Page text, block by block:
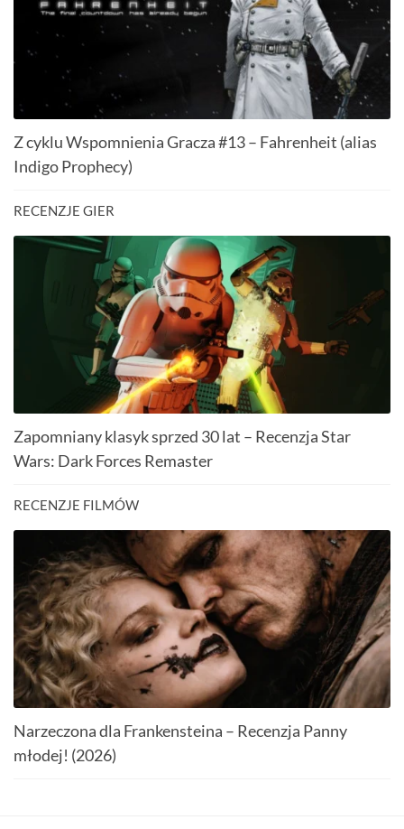
Z cyklu Wspomnienia Gracza #13 – Fahrenheit (alias
Indigo Prophecy)
RECENZJE GIER
Zapomniany klasyk sprzed 30 lat – Recenzja Star
Wars: Dark Forces Remaster
RECENZJE FILMÓW
Narzeczona dla Frankensteina – Recenzja Panny
młodej! (2026)